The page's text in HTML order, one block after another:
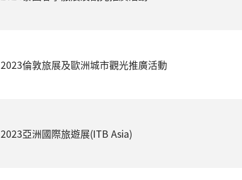
2023倫敦旅展及歐洲城市觀光推廣活動
2023亞洲國際旅遊展(ITB Asia)